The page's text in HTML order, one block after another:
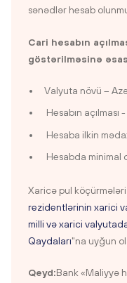
sənədlər hesab
Cari hesabın
göstərilməsinə
Valyuta növü –
Hesabın açılması
Hesaba ilkin
Hesabda minimal
Xaricə pul köçürmələri
rezidentlərinin xarici
milli və xarici valyutada
Qaydaları"na uyğun
Qeyd:Bank «Maliyyə